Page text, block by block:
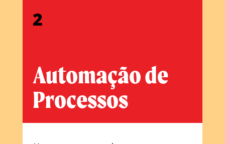
2
Automação de
Processos